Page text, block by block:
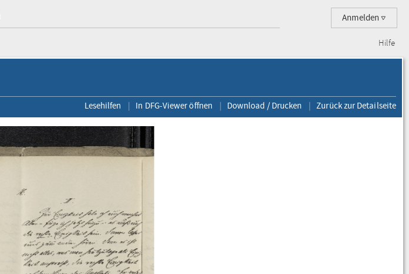
Anmelden
Hilfe
Lesehilfen In DFG-Viewer öffnen Download / Drucken Zurück zur Detailseite